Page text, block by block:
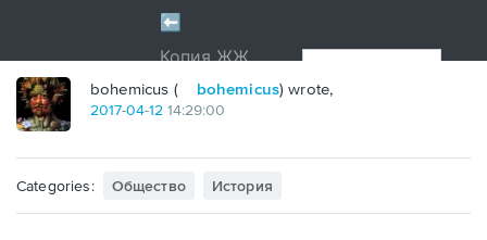
bohemicus ( bohemicus) wrote,
2017-04-12 14:29:00
Categories: Общество История